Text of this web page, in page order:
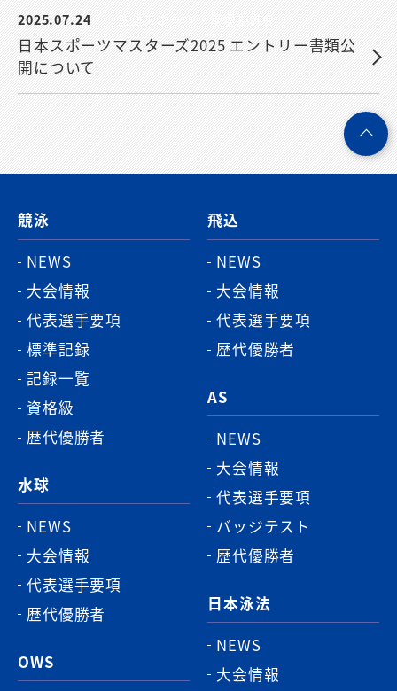
2025.07.24 生涯スポーツ・環境委員会
日本スポーツマスターズ2025 エントリー書類公
開について
競泳
NEWS
大会情報
代表選手要項
標準記録
記録一覧
資格級
歴代優勝者
水球
NEWS
大会情報
代表選手要項
歴代優勝者
OWS
飛込
NEWS
大会情報
代表選手要項
歴代優勝者
AS
NEWS
大会情報
代表選手要項
バッジテスト
歴代優勝者
日本泳法
NEWS
大会情報